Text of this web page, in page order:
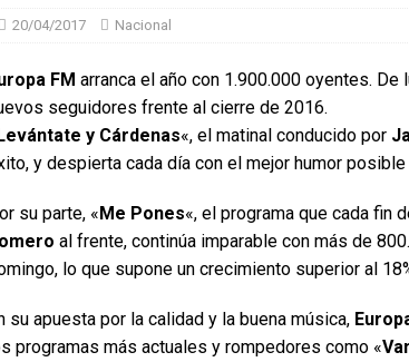
20/04/2017 Nacional
FM arranca el año con 1.900.000 oyentes.
seguidores frente al cierre de 2016.
y Cárdenas«, el matinal conducido por
y despierta cada día con el mejor humor
su parte, «Me Pones«, el programa que cada fin
al frente, continúa imparable con más de
lo que supone un crecimiento superior al
su apuesta por la calidad y la buena música,
programas más actuales y rompedores como «